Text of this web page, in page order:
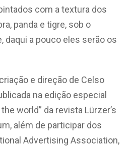
com a textura dos
panda e tigre, sob o
daqui a pouco eles serão os
e direção de Celso
na edição especial
world” da revista Lürzer’s
além de participar dos
Advertising Association,